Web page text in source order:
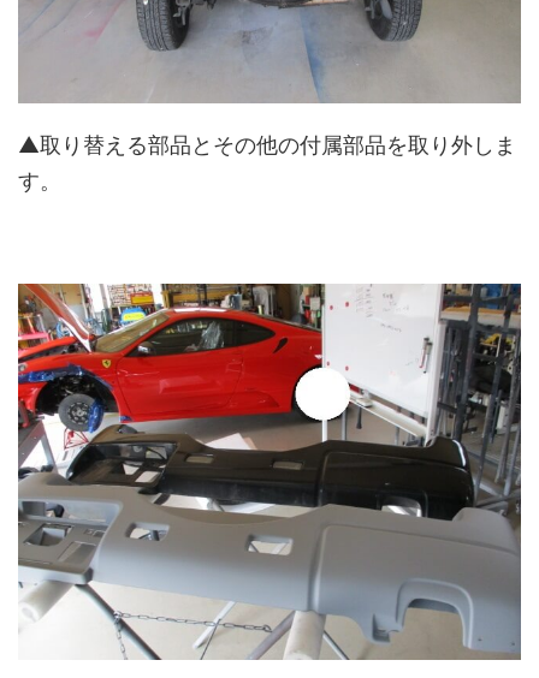
▲取り替える部品とその他の付属部品を取り外しま
す。